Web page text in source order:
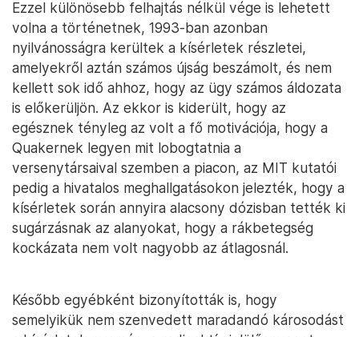
Ezzel különösebb felhajtás nélkül vége is lehetett
volna a történetnek, 1993-ban azonban
nyilvánosságra kerültek a kísérletek részletei,
amelyekről aztán számos újság beszámolt, és nem
kellett sok idő ahhoz, hogy az ügy számos áldozata
is előkerüljön. Az ekkor is kiderült, hogy az
egésznek tényleg az volt a fő motivációja, hogy a
Quakernek legyen mit lobogtatnia a
versenytársaival szemben a piacon, az MIT kutatói
pedig a hivatalos meghallgatásokon jelezték, hogy a
kísérletek során annyira alacsony dózisban tették ki
sugárzásnak az alanyokat, hogy a rákbetegség
kockázata nem volt nagyobb az átlagosnál.
Később egyébként bizonyították is, hogy
semelyikük nem szenvedett maradandó károsodást